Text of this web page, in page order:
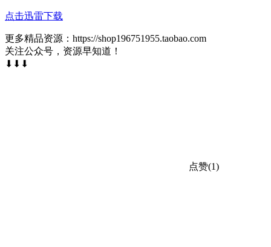
点击迅雷下载
更多精品资源：https://shop196751955.taobao.com
关注公众号，资源早知道！
⬇⬇⬇
点赞(1)